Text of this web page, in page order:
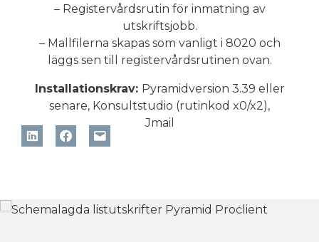
– Registervårdsrutin för inmatning av
utskriftsjobb.
– Mallfilerna skapas som vanligt i 8020 och
läggs sen till registervårdsrutinen ovan.
Installationskrav: Pyramidversion 3.39 eller
senare, Konsultstudio (rutinkod x0/x2),
Jmail